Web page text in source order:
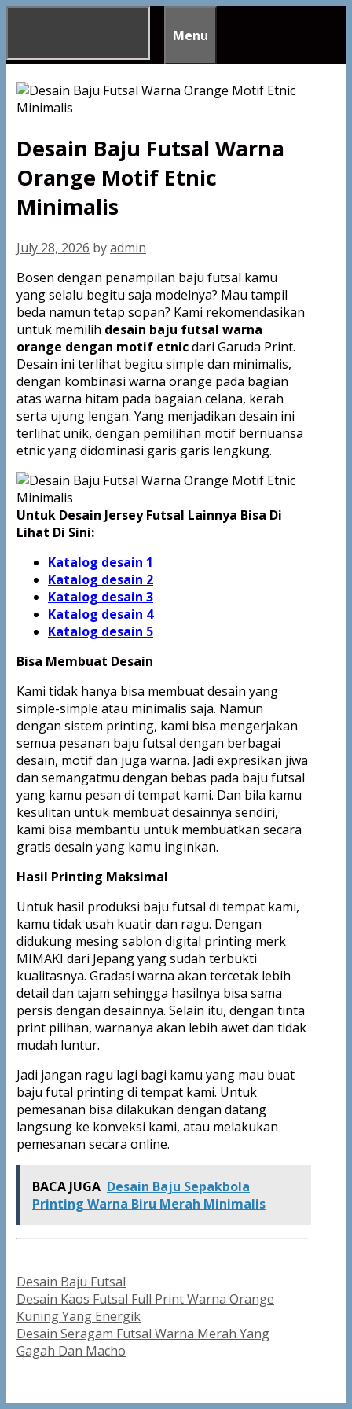
Menu
Desain Baju Futsal Warna
Orange Motif Etnic
Minimalis
July 28, 2026 byadmin
Bosen dengan penampilan baju futsal kamu
yang selalu begitu saja modelnya? Mau tampil
beda namun tetap sopan? Kami rekomendasikan
untuk memilih desain baju futsal warna
orange dengan motif etnicdari Garuda Print.
Desain ini terlihat begitu simple dan minimalis,
dengan kombinasi warna orange pada bagian
atas warna hitam pada bagaian celana, kerah
serta ujung lengan. Yang menjadikan desain ini
terlihat unik, dengan pemilihan motif bernuansa
etnic yang didominasi garis garis lengkung.
Untuk Desain Jersey Futsal Lainnya Bisa Di
Lihat Di Sini:
Katalog desain 1
Katalog desain 2
Katalog desain 3
Katalog desain 4
Katalog desain 5
Bisa Membuat Desain
Kami tidak hanya bisa membuat desain yang
simple-simple atau minimalis saja. Namun
dengan sistem printing, kami bisa mengerjakan
semua pesanan baju futsal dengan berbagai
desain, motif dan juga warna. Jadi expresikan jiwa
dan semangatmu dengan bebas pada baju futsal
yang kamu pesan di tempat kami. Dan bila kamu
kesulitan untuk membuat desainnya sendiri,
kami bisa membantu untuk membuatkan secara
gratis desain yang kamu inginkan.
Hasil Printing Maksimal
Untuk hasil produksi baju futsal di tempat kami,
kamu tidak usah kuatir dan ragu. Dengan
didukung mesing sablon digital printing merk
MIMAKI dari Jepang yang sudah terbukti
kualitasnya. Gradasi warna akan tercetak lebih
detail dan tajam sehingga hasilnya bisa sama
persis dengan desainnya. Selain itu, dengan tinta
print pilihan, warnanya akan lebih awet dan tidak
mudah luntur.
Jadi jangan ragu lagi bagi kamu yang mau buat
baju futal printing di tempat kami. Untuk
pemesanan bisa dilakukan dengan datang
langsung ke konveksi kami, atau melakukan
pemesanan secara online.
BACA JUGA Desain Baju Sepakbola
Printing Warna Biru Merah Minimalis
Categories
Desain Baju Futsal
Post
navigation
Desain Kaos Futsal Full Print Warna Orange
Kuning Yang Energik
Desain Seragam Futsal Warna Merah Yang
Gagah Dan Macho